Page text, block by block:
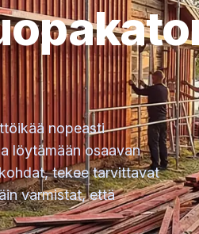
nopeasti
löytämään osaavan
tekee tarvittavat
varmistat, että